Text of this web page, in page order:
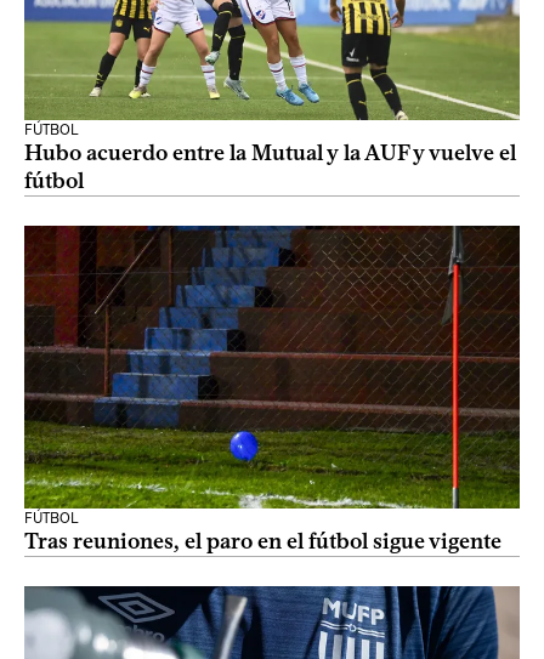
FÚTBOL
Hubo acuerdo entre la Mutual y la AUF y vuelve el
fútbol
FÚTBOL
Tras reuniones, el paro en el fútbol sigue vigente